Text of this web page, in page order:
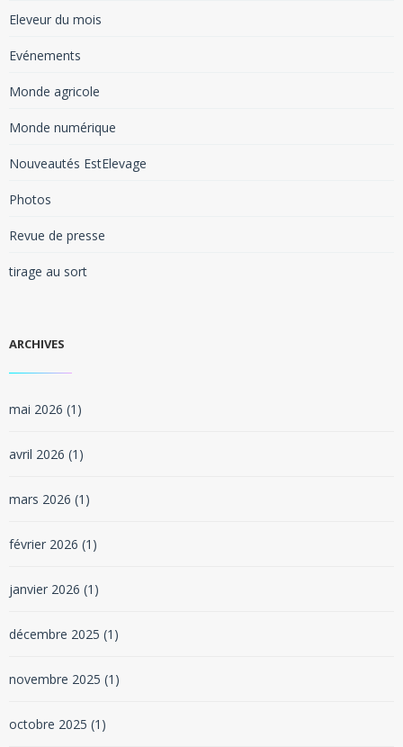
Eleveur du mois
Evénements
Monde agricole
Monde numérique
Nouveautés EstElevage
Photos
Revue de presse
tirage au sort
ARCHIVES
mai 2026 (1)
avril 2026 (1)
mars 2026 (1)
février 2026 (1)
janvier 2026 (1)
décembre 2025 (1)
novembre 2025 (1)
octobre 2025 (1)